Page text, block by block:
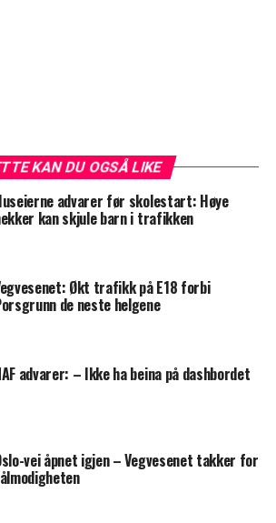
KAN DU OGSÅ LIKE
advarer før skolestart: Høye
kan skjule barn i trafikken
Økt trafikk på E18 forbi
de neste helgene
advarer: – Ikke ha beina på dashbordet
vei åpnet igjen – Vegvesenet takker for